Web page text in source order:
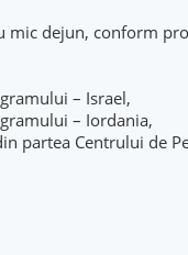
mic dejun, conform
– Israel,
– Iordania,
partea Centrului de